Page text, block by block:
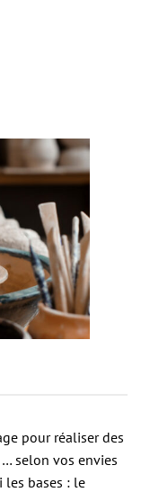
pour réaliser des
… selon vos envies
les bases : le